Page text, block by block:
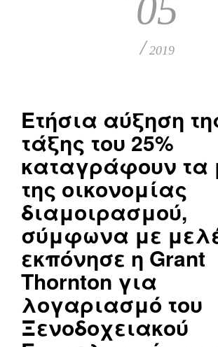
05
/ 2019
Ετήσια αύξηση
τάξης του 25%
καταγράφουν τα
της οικονομίας
διαμοιρασμού,
σύμφωνα με
εκπόνησε η Grant
Thornton για
λογαριασμό του
Ξενοδοχειακού